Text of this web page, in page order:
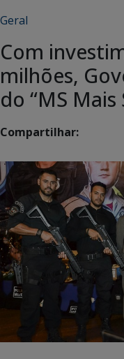
Geral
Com
milhões,
do “MS Mais
Compartilhar: